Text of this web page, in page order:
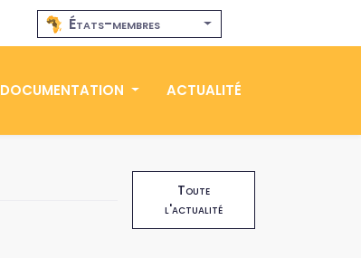
États-membres
DOCUMENTATION ACTUALITÉ
Toute
l'actualité